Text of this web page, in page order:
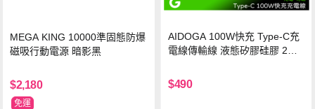
MEGA KING 10000準固態防爆
磁吸行動電源 暗影黑
$2,180
免運
AIDOGA 100W快充 Type-C充
電線傳輸線 液態矽膠硅膠 2M
$490